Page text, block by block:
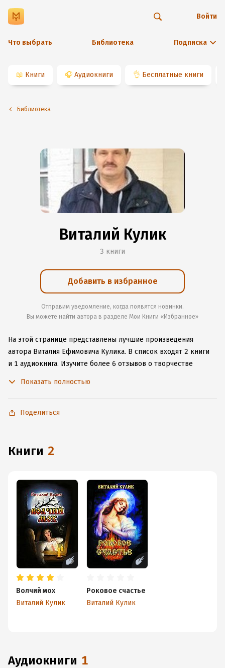
Что выбрать Библиотека Подписка
Войти
📖 Книги 🎧 Аудиокниги 👌 Бесплатные книги
Библиотека
Виталий Кулик
3 книги
Добавить в избранное
Отправим уведомление, когда появятся новинки.
Вы можете найти автора в разделе Мои Книги «Избранное»
На этой странице представлены лучшие произведения
автора Виталия Ефимовича Кулика. В список входят 2 книги
и 1 аудиокнига. Изучите более 6 отзывов о творчестве
не расставаться с любимыми произведениями даже без
Показать полностью
Поделиться
книги 2
Волчий мох
Виталий Кулик
Роковое счастье
Виталий Кулик
аудиокниги 1